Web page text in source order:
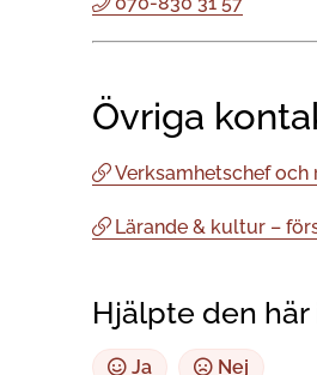
Övriga
Verksamhetschef
Lärande & kultur –
Hjälpte den
Ja Nej